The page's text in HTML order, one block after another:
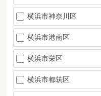
横浜市神奈川区
横浜市港南区
横浜市栄区
横浜市都筑区